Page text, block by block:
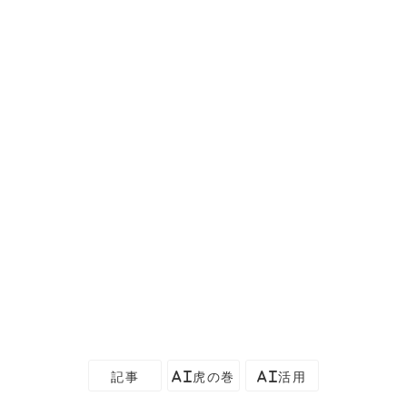
記事 AI虎の巻 AI活用